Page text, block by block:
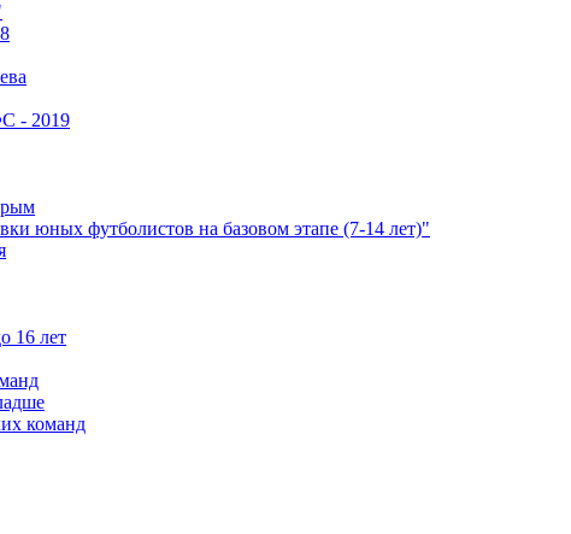
- 2019
юных футболистов на базовом этапе (7-14 лет)"
16 лет
команд